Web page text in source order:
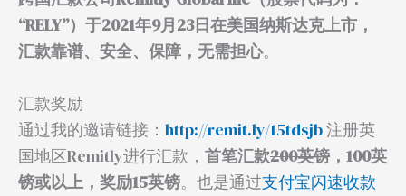
“RELY”）于2021年9月23日在美国纳斯达克上市，
汇款靠谱、安全、保障，无需担心。
汇款奖励
通过我的邀请链接： http://remit.ly/15tdsjb注册英
国地区Remitly进行汇款， 首笔汇款200英镑 ，100英
镑或以上，奖励15英镑。也是通过支付宝闪速收款